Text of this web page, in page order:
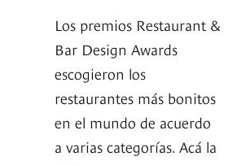
Los premios Restaurant &
Bar Design Awards
escogieron los
restaurantes más bonitos
en el mundo de acuerdo
a varias categorías. Acá la